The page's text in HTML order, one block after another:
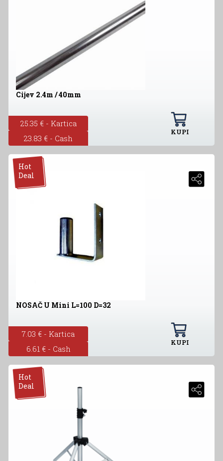
Cijev 2.4m / 40mm
25.35 € - Kartica
23.83 € - Cash
KUPI
Hot
Deal
NOSAČ U Mini L=100 D=32
7.03 € - Kartica
6.61 € - Cash
KUPI
Hot
Deal